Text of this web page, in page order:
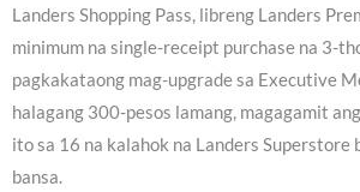
Landers Shopping Pass, libreng Landers
minimum na single-receipt purchase na 3-
pagkakataong mag-upgrade sa Executive
halagang 300-pesos lamang, magagamit
ito sa 16 na kalahok na Landers Superstore
bansa.